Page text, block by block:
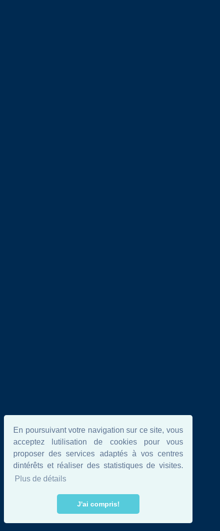
En poursuivant votre navigation sur ce site, vous
acceptez lutilisation de cookies pour vous
proposer des services adaptés à vos centres
dintérêts et réaliser des statistiques de visites.
Plus de détails
J'ai compris!